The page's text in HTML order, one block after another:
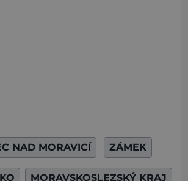
NAD MORAVICÍ ZÁMEK
MORAVSKOSLEZSKÝ KRAJ